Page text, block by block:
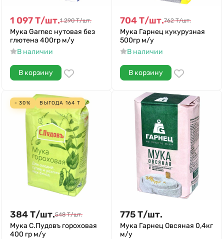
1 097Т/шт.1 290 Т/шт.
Мука Garnec нутовая без
глютена 400гр м/у
В наличии
В корзину
704Т/шт.762 Т/шт.
Мука Гарнец кукурузная
500гр м/у
В наличии
В корзину
- 30% ВЫГОДА 164 Т
384Т/шт.548 Т/шт.
Мука С.Пудовъ гороховая
400 гр м/у
775Т/шт.
Мука Гарнец Овсяная 0,4кг
м/у